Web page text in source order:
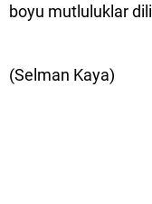
boyu mutluluklar
(Selman Kaya)